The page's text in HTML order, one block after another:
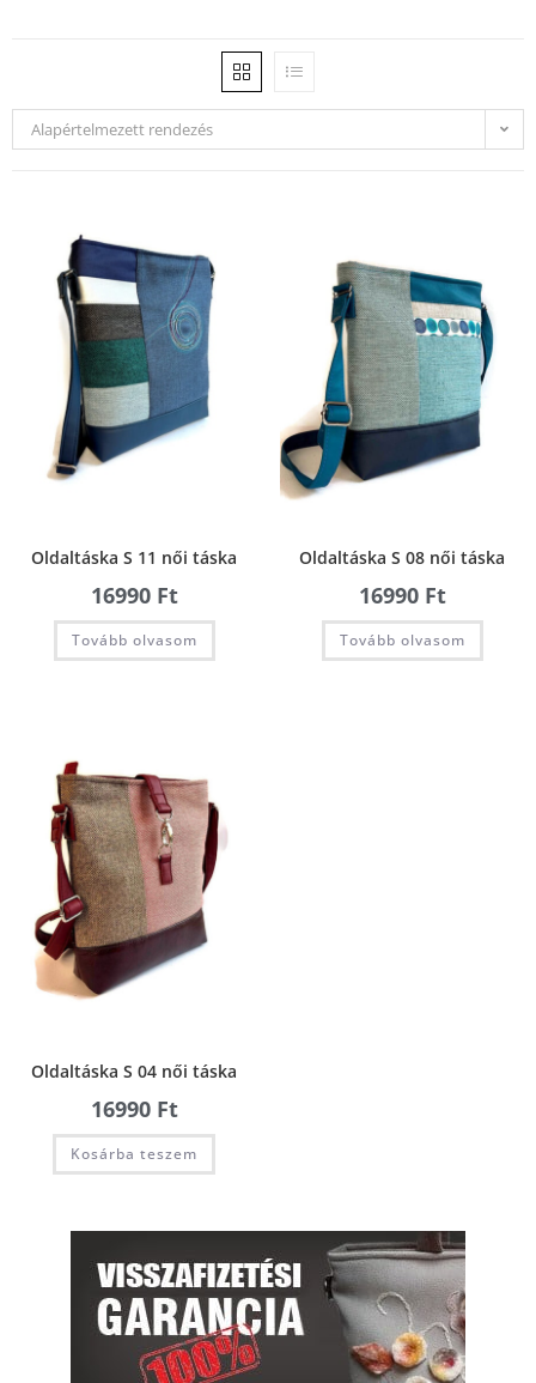
Alapértelmezett rendezés
Oldaltáska S 11 női táska
16990 Ft
Tovább olvasom
Oldaltáska S 08 női táska
16990 Ft
Tovább olvasom
Oldaltáska S 04 női táska
16990 Ft
Kosárba teszem